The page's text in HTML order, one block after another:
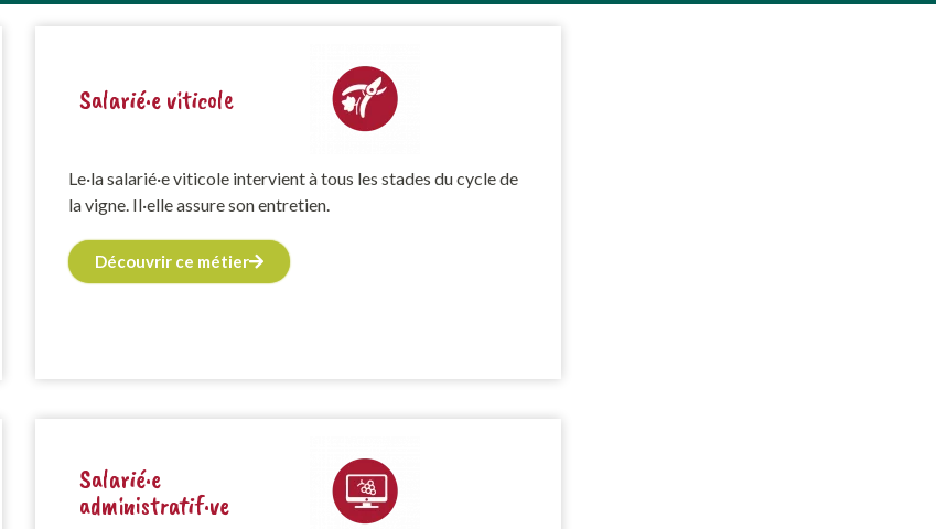
Salarié·e viticole
Le·la salarié·e viticole intervient à tous les stades du cycle de
la vigne. Il·elle assure son entretien.
Découvrir ce métier
Salarié·e
administratif·ve